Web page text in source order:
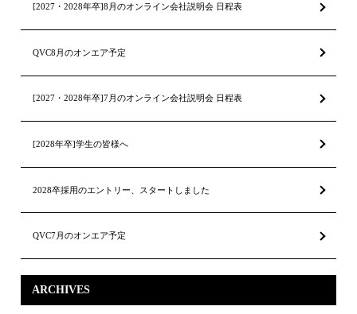
[2027・2028年卒]8月のオンライン会社説明会 日程表
QVC8月のオンエア予定
[2027・2028年卒]7月のオンライン会社説明会 日程表
[2028年卒]学生の皆様へ
2028卒採用のエントリー、スタートしました
QVC7月のオンエア予定
ARCHIVES